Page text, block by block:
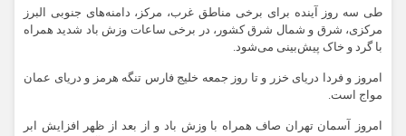
طی سه روز آینده برای برخی مناطق غرب، مرکز، دامنه‌های جنوبی البرز
مرکزی، شرق و شمال شرق کشور، در برخی ساعات وزش باد شدید همراه
با گرد و خاک پیش‌بینی می‌شود.
امروز و فردا دریای خزر و تا روز جمعه خلیج فارس تنگه هرمز و دریای عمان
مواج است.
امروز آسمان تهران صاف همراه با وزش باد و از بعد از ظهر افزایش ابر